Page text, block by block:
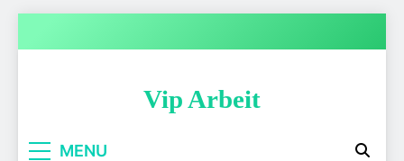
Vip Arbeit
MENU